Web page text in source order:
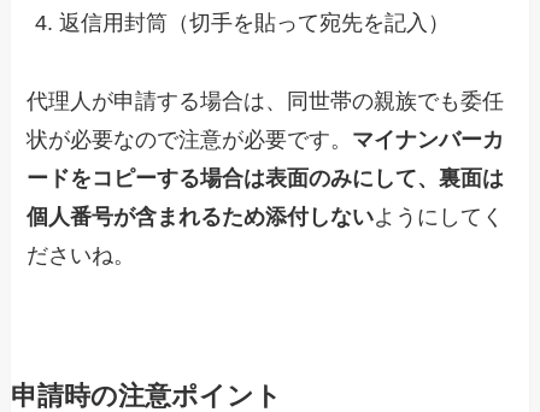
返信用封筒（切手を貼って宛先を記入）
代理人が申請する場合は、同世帯の親族でも委任
状が必要なので注意が必要です。 マイナンバーカ
ードをコピーする場合は表面のみにして、裏面は
個人番号が含まれるため添付しないようにしてく
ださいね。
申請時の注意ポイント